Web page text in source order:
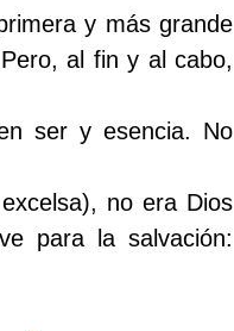
y más grande
ser y esencia. No
no era Dios
para la salvación: